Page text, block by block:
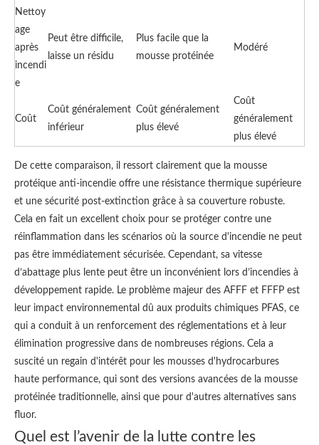
Nettoy
age
après
incendi
e
Peut être difficile,
laisse un résidu
Plus facile que la
mousse protéinée
Modéré
Coût
Coût généralement
inférieur
Coût généralement
plus élevé
Coût
généralement
plus élevé
De cette comparaison, il ressort clairement que la mousse
protéique anti-incendie offre une résistance thermique supérieure
et une sécurité post-extinction grâce à sa couverture robuste.
Cela en fait un excellent choix pour se protéger contre une
réinflammation dans les scénarios où la source d'incendie ne peut
pas être immédiatement sécurisée. Cependant, sa vitesse
d’abattage plus lente peut être un inconvénient lors d’incendies à
développement rapide. Le problème majeur des AFFF et FFFP est
leur impact environnemental dû aux produits chimiques PFAS, ce
qui a conduit à un renforcement des réglementations et à leur
élimination progressive dans de nombreuses régions. Cela a
suscité un regain d'intérêt pour les mousses d'hydrocarbures
haute performance, qui sont des versions avancées de la mousse
protéinée traditionnelle, ainsi que pour d'autres alternatives sans
fluor.
Quel est l’avenir de la lutte contre les